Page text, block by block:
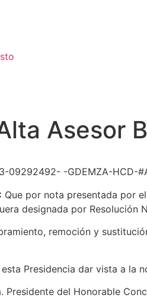
Asesor
09292492- -GDEMZA-HCD-
Que por nota presentada por
designada por Resolución
remoción y
Presidencia dar vista a la
Presidente del Honorable